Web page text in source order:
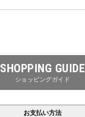
SHOPPING GUIDE
ショッピングガイド
お支払い方法